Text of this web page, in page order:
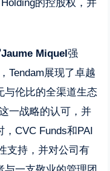
的控股权，并
Miquel强
Tendam展现了卓越
与伦比的全渠道生态
一战略的认可，并
CVC Funds和PAI
支持，并对公司有